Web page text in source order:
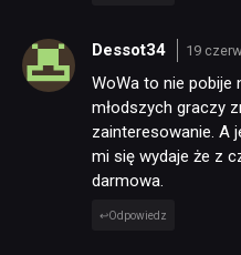
Dessot34 19
WoWa to nie pobije
młodszych graczy
zainteresowanie. A
mi się wydaje że z
darmowa.
Odpowiedz